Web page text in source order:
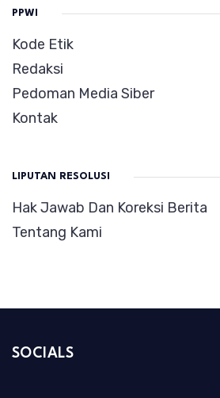
PPWI
Kode Etik
Redaksi
Pedoman Media Siber
Kontak
LIPUTAN RESOLUSI
Hak Jawab Dan Koreksi Berita
Tentang Kami
SOCIALS